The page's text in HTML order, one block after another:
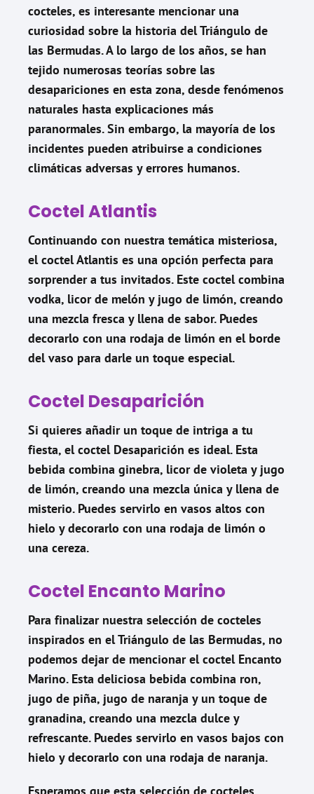
cocteles, es interesante mencionar una
curiosidad sobre la historia del Triángulo de
las Bermudas. A lo largo de los años, se han
tejido numerosas teorías sobre las
desapariciones en esta zona, desde fenómenos
naturales hasta explicaciones más
paranormales. Sin embargo, la mayoría de los
incidentes pueden atribuirse a condiciones
climáticas adversas y errores humanos.
Coctel Atlantis
Continuando con nuestra temática misteriosa,
el coctel Atlantis es una opción perfecta para
sorprender a tus invitados. Este coctel combina
vodka, licor de melón y jugo de limón, creando
una mezcla fresca y llena de sabor. Puedes
decorarlo con una rodaja de limón en el borde
del vaso para darle un toque especial.
Coctel Desaparición
Si quieres añadir un toque de intriga a tu
fiesta, el coctel Desaparición es ideal. Esta
bebida combina ginebra, licor de violeta y jugo
de limón, creando una mezcla única y llena de
misterio. Puedes servirlo en vasos altos con
hielo y decorarlo con una rodaja de limón o
una cereza.
Coctel Encanto Marino
Para finalizar nuestra selección de cocteles
inspirados en el Triángulo de las Bermudas, no
podemos dejar de mencionar el coctel Encanto
Marino. Esta deliciosa bebida combina ron,
jugo de piña, jugo de naranja y un toque de
granadina, creando una mezcla dulce y
refrescante. Puedes servirlo en vasos bajos con
hielo y decorarlo con una rodaja de naranja.